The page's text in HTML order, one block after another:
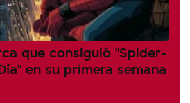
que consiguió "Spider-
en su primera semana